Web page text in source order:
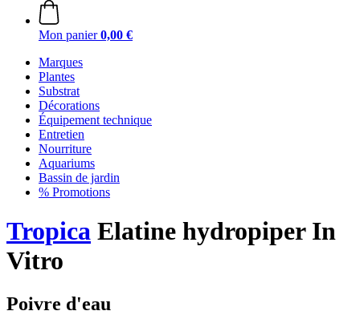
Mon panier 0,00 €
Marques
Plantes
Substrat
Décorations
Équipement technique
Entretien
Nourriture
Aquariums
Bassin de jardin
% Promotions
Tropica Elatine hydropiper In
Vitro
Poivre d'eau